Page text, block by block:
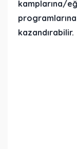
kamplarına/
kazandırabilir.